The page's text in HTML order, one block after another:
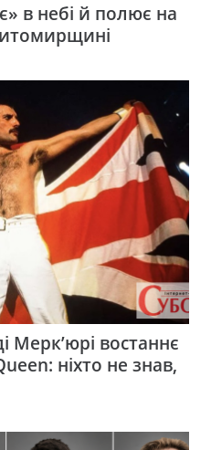
в небі й полює на
Мерк’юрі востаннє
ніхто не знав,